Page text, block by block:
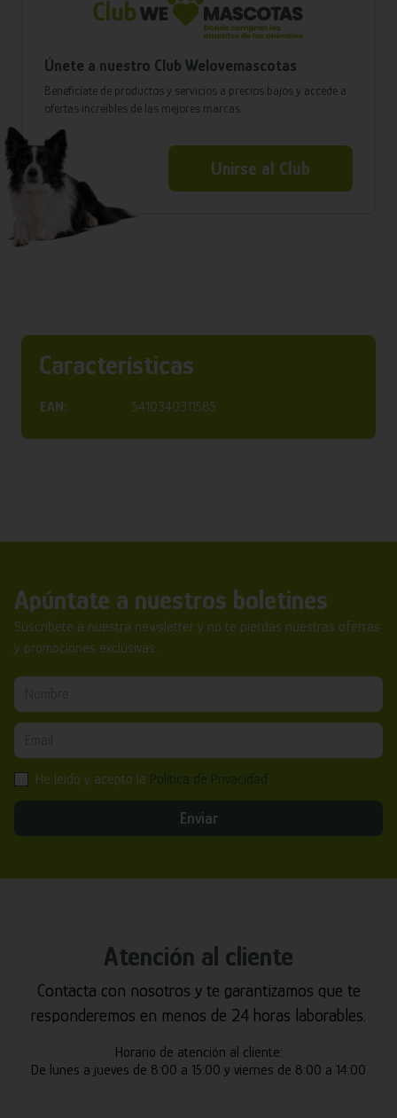
Únete a nuestro Club Welovemascotas
Benefíciate de productos y servicios a precios bajos y accede a
ofertas increíbles de las mejores marcas
Unirse al Club
Características
EAN: 5410340311585
Apúntate a nuestros boletines
Suscríbete a nuestra newsletter y no te pierdas nuestras ofertas
y promociones exclusivas.
He leído y acepto la
Enviar
Atención al cliente
Contacta con nosotros y te garantizamos que te
responderemos en menos de 24 horas laborables.
Horario de atención al cliente:
De lunes a jueves de 8:00 a 15:00 y viernes de 8:00 a 14:00